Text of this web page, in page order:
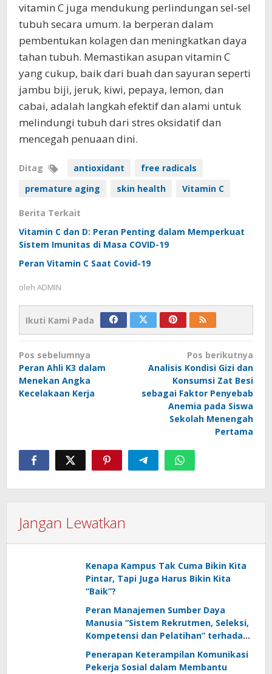
vitamin C juga mendukung perlindungan sel-sel
tubuh secara umum. Ia berperan dalam
pembentukan kolagen dan meningkatkan daya
tahan tubuh. Memastikan asupan vitamin C
yang cukup, baik dari buah dan sayuran seperti
jambu biji, jeruk, kiwi, pepaya, lemon, dan
cabai, adalah langkah efektif dan alami untuk
melindungi tubuh dari stres oksidatif dan
mencegah penuaan dini.
Ditag antioxidant
free radicals
premature aging
skin health Vitamin C
Berita Terkait
Vitamin C dan D: Peran Penting dalam Memperkuat
Sistem Imunitas di Masa COVID-19
Peran Vitamin C Saat Covid-19
oleh ADMIN
Ikuti Kami Pada
Navigasi
pos
Pos sebelumnya
Peran Ahli K3 dalam
Menekan Angka
Kecelakaan Kerja
Pos berikutnya
Analisis Kondisi Gizi dan
Konsumsi Zat Besi
sebagai Faktor Penyebab
Anemia pada Siswa
Sekolah Menengah
Pertama
Jangan Lewatkan
Kenapa Kampus Tak Cuma Bikin Kita
Pintar, Tapi Juga Harus Bikin Kita
“Baik”?
Peran Manajemen Sumber Daya
Manusia “Sistem Rekrutmen, Seleksi,
Kompetensi dan Pelatihan” terhadap
Keunggulan Kompetitif: Literature
Review
Penerapan Keterampilan Komunikasi
Pekerja Sosial dalam Membantu